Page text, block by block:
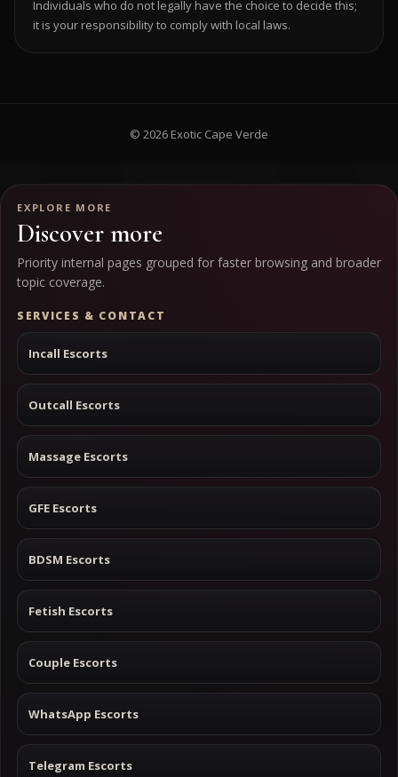
EXPLORE MORE
Discover more
Priority internal pages grouped for faster browsing and broader
topic coverage.
SERVICES & CONTACT
Incall Escorts
Outcall Escorts
Massage Escorts
GFE Escorts
BDSM Escorts
Fetish Escorts
Couple Escorts
WhatsApp Escorts
Telegram Escorts
Individuals who do not legally have the choice to decide this;
it is your responsibility to comply with local laws.
© 2026 Exotic Cape Verde